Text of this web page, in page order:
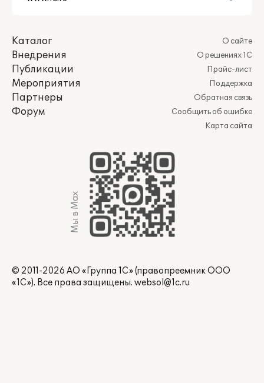
Каталог
Внедрения
Публикации
Мероприятия
Партнеры
Форум
О сайте
О решениях 1С
Прайс-лист
Поддержка
Обратная связь
Сообщить об ошибке
Карта сайта
Мы в Max
© 2011-2026 АО «Группа 1С» (правопреемник ООО
«1С»). Все права защищены. websol@1c.ru